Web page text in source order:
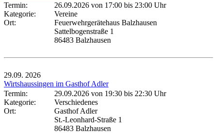
Termin:
26.09.2026 von 17:00 bis 23:00 Uhr
Kategorie:
Vereine
Ort:
Feuerwehrgerätehaus Balzhausen
Sattelbogenstraße 1
86483 Balzhausen
29.09. 2026
Wirtshaussingen im Gasthof Adler
Termin:
29.09.2026 von 19:30 bis 22:30 Uhr
Kategorie:
Verschiedenes
Ort:
Gasthof Adler
St.-Leonhard-Straße 1
86483 Balzhausen